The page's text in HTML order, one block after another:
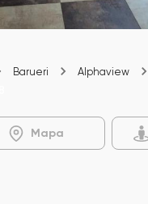
Barueri
Alphaview
Mapa